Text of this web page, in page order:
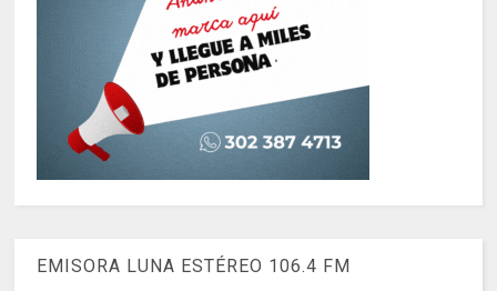
EMISORA LUNA ESTÉREO 106.4 FM